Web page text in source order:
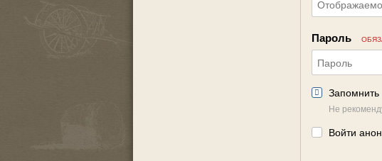
Пароль
Запомнить
Не
Войти